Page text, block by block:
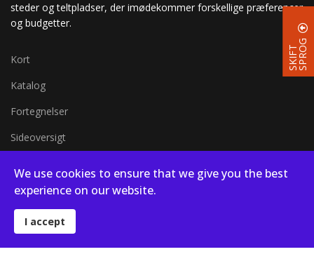
S
K
I
F
T
S
P
R
OG
steder og teltpladser, der imødekommer forskellige præferencer
og budgetter.
Kort
Katalog
Fortegnelser
Sideoversigt
Blog
We use cookies to ensure that we give you the best
experience on our website.
I accept